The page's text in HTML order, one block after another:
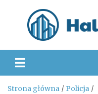
Strona główna
Policja